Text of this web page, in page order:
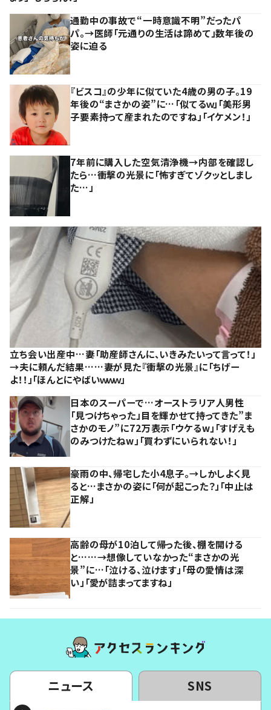
通勤中の事故で“一時意識不明”だったパ
パ。→医師「元通りの生活は諦めて」数年後の
姿に迫る
『ビスコ』の少年に似ていた4歳の男の子。19
年後の“まさかの姿”に…「似てるｗ」「美形男
子要素持って産まれたのですね」「イケメン！」
7年前に購入した空気清浄機→内部を確認し
たら…衝撃の光景に「怖すぎてゾクッとしまし
た…」
立ち会い出産中…妻「助産師さんに、いきみたいって言って！」
→夫に頼んだ結果……妻が見た『衝撃の光景』に「ちげー
よ！！」「ほんとにやばいｗｗｗ」
日本のスーパーで…オーストラリア人男性
「見つけちゃった」目を輝かせて持ってきた”ま
さかのモノ”に72万表示「ウケるw」「すげえも
のみつけたねw」「買わずにいられない！」
豪雨の中、帰宅した小4息子。→しかしよく見
ると…まさかの姿に「何が起こった？」「中止は
正解」
高齢の母が10泊して帰った後、棚を開ける
と……→想像していなかった“まさかの光
景”に…「泣ける、泣けます」「母の愛情は深
い」「愛が詰まってますね」
ニュース SNS